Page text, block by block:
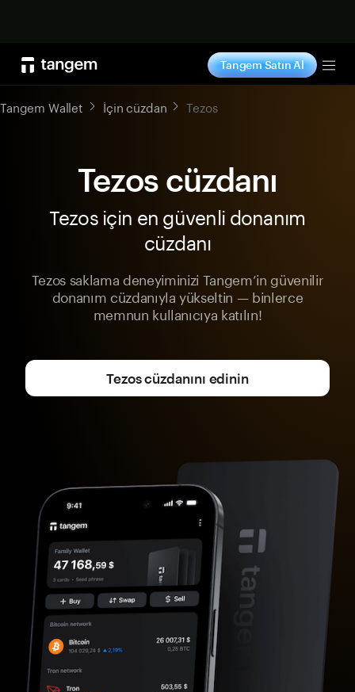
Tangem Satın Al
Tangem Wallet İçin cüzdan Tezos
Tezos cüzdanı
Tezos için en güvenli donanım
cüzdanı
Tezos saklama deneyiminizi Tangem’in güvenilir
donanım cüzdanıyla yükseltin — binlerce
memnun kullanıcıya katılın!
Tezos cüzdanını edinin